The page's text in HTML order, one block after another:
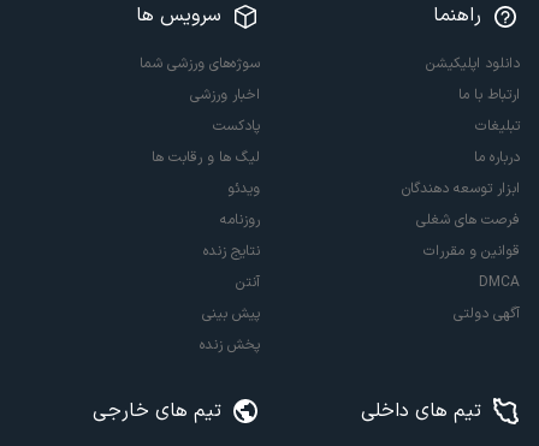
راهنما
دانلود اپلیکیشن
ارتباط با ما
تبلیغات
درباره ما
ابزار توسعه دهندگان
فرصت های شغلی
قوانین و مقررات
DMCA
آگهی دولتی
سرویس ها
سوژه‌های ورزشی شما
اخبار ورزشی
پادکست
لیگ ها و رقابت ها
ویدئو
روزنامه
نتایج زنده
آنتن
پیش بینی
پخش زنده
تیم های داخلی تیم های خارجی